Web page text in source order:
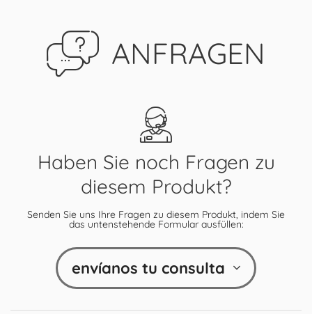
ANFRAGEN
Haben Sie noch Fragen zu
diesem Produkt?
Senden Sie uns Ihre Fragen zu diesem Produkt, indem Sie
das untenstehende Formular ausfüllen:
envíanos tu consulta